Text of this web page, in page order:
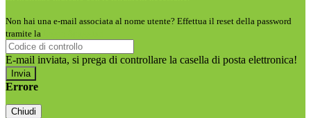
Non hai una e-mail associata al nome utente? Effettua il reset della password
tramite la
E-mail inviata, si prega di controllare la casella di posta elettronica!
Errore
Chiudi